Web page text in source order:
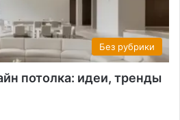
Без рубрики
потолка: идеи, тренды